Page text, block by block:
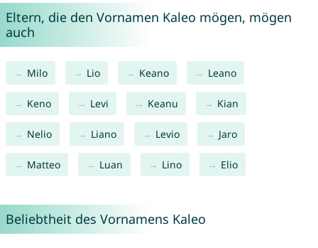
Eltern, die den Vornamen Kaleo mögen, mögen
auch
Milo Lio Keano Leano
Keno Levi Keanu Kian
Nelio Liano Levio Jaro
Matteo Luan Lino Elio
Beliebtheit des Vornamens Kaleo